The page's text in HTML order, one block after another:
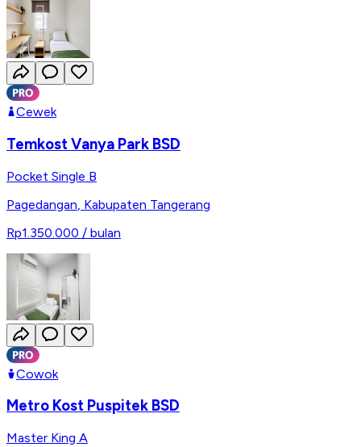
Cewek
Temkost Vanya Park BSD
Pocket Single B
Pagedangan Kabupaten Tangerang
Rp1.350.000 / bulan
Cowok
Metro Kost Puspitek BSD
Master King A